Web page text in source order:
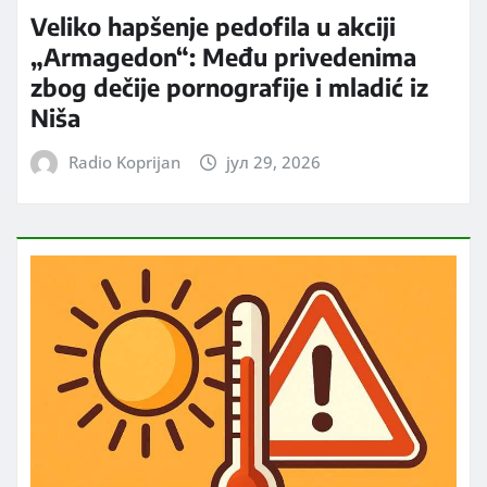
Veliko hapšenje pedofila u akciji
„Armagedon“: Među privedenima
zbog dečije pornografije i mladić iz
Niša
Radio Koprijan јул 29, 2026